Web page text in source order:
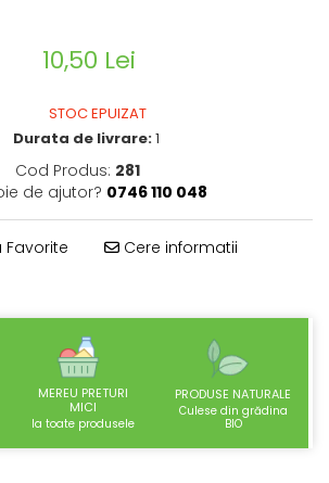
APARAT
MAINI -
10,50 Lei
STOC EPUIZAT
Durata de livrare:1
Cod Produs: 281
de ajutor? 0746 110 048
Cere informatii
MEREU PRETURI
MICI
la toate produsele
PRODUSE NATURALE
Culese din grădina
BIO